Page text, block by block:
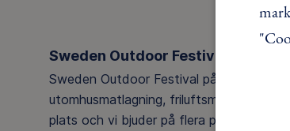
Sweden Outdoor Festival 14-15
Sweden Outdoor Festival på Billingen i
utomhusmatlagning, friluftsmässa,
plats och vi bjuder på flera prova-på-